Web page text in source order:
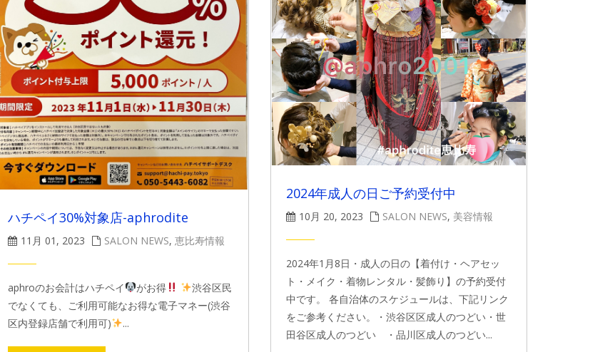
ハチペイ30%対象店-aphrodite
11月 01, 2023 SALON NEWS, 恵比寿情報
aphroのお会計はハチペイ がお得
渋谷区民
でなくても、ご利用可能なお得な電子マネー(渋谷
区内登録店舗で利用可)
...
2024年成人の日ご予約受付中
10月 20, 2023 SALON NEWS, 美容情報
2024年1月8日・成人の日の【着付け・ヘアセッ
ト・メイク・着物レンタル・髪飾り】の予約受付
中です。 各自治体のスケジュールは、下記リンク
をご参考ください。・渋谷区区成人のつどい・世
田谷区成人のつどい ・品川区成人のつどい...